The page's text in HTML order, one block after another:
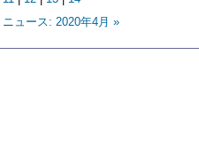
ニュース: 2020年4月 »